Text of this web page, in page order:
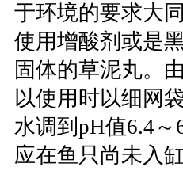
于环境的要求大
使用增酸剂或是
固体的草泥丸。
以使用时以细网
水调到pH值6.4
应在鱼只尚未入